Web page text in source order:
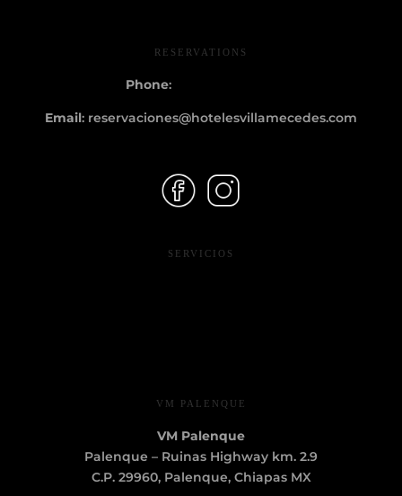
RESERVATIONS
Phone:
Email: reservaciones@hotelesvillamecedes.com
SERVICIOS
VM PALENQUE
VM Palenque
Palenque – Ruinas Highway km. 2.9
C.P. 29960, Palenque, Chiapas MX